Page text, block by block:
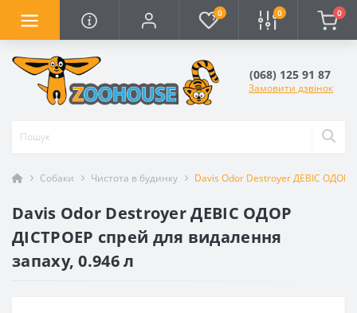
0 0 0
(068) 125 91 87
Замовити дзвінок
Собаки Чистота в будинку Davis Odor Destroyer ДЕВІС ОДОР
Davis Odor Destroyer ДЕВІС ОДОР
ДІСТРОЕР спрей для видалення
запаху, 0.946 л